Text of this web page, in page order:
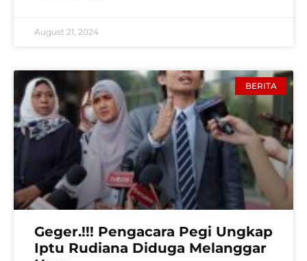
August 21, 2024
BERITA
Geger.!!! Pengacara Pegi Ungkap
Iptu Rudiana Diduga Melanggar